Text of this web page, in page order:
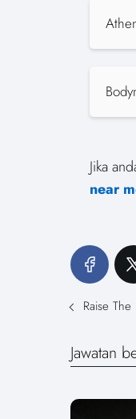
Jika
near
Raise The
Jawatan